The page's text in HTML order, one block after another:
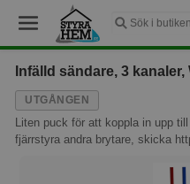
Infälld sändare, 3
UTGÅNGEN
Liten puck för att koppla in upp
fjärrstyra andra brytare, skicka